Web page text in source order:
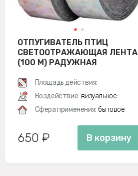
ОТПУГИВАТЕЛЬ ПТИЦ
СВЕТООТРАЖАЮЩАЯ ЛЕНТА
(100 М) РАДУЖНАЯ
Площадь действия:
Воздействие: визуальное
Сфера применения: бытовое
650 ₽ В корзину